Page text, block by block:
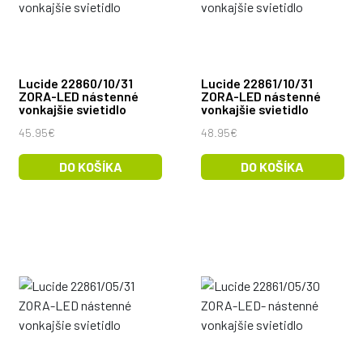
Lucide 22860/10/31
ZORA-LED nástenné
vonkajšie svietidlo
45.95€
DO KOŠÍKA
Lucide 22861/10/31
ZORA-LED nástenné
vonkajšie svietidlo
48.95€
DO KOŠÍKA